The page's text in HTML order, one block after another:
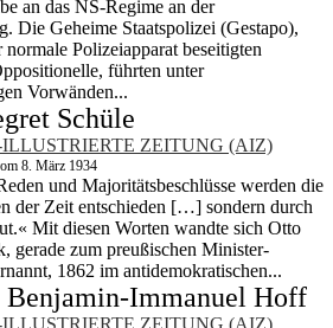
an das NS-Regime an der
Die Geheime Staatspolizei (Gestapo),
normale Polizeiapparat beseitigten
führten unter
Vorwänden...
Schüle
ZEITUNG (AIZ)
8. März 1934
und Majoritätsbeschlüsse werden die
der Zeit entschieden […] sondern durch
Mit diesen Worten wandte sich Otto
gerade zum preußischen Minister­
1862 im antidemokratischen...
Benjamin-Immanuel Hoff